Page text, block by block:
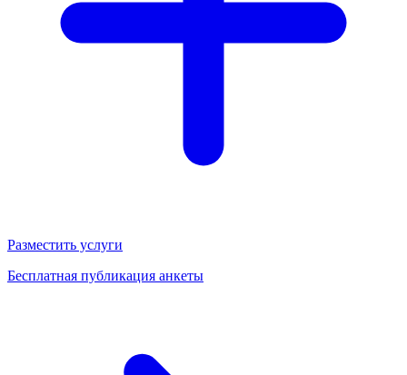
Разместить услуги
Бесплатная публикация анкеты